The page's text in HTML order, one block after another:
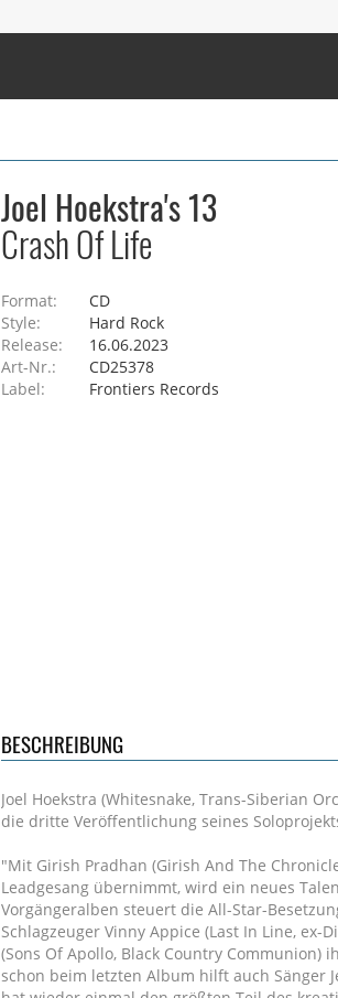
Joel Hoekstra's 13
Crash Of Life
Format:
CD
Style:
Hard Rock
Release:
16.06.2023
Art-Nr.:
CD25378
Label:
Frontiers Records
BESCHREIBUNG
Joel Hoekstra (Whitesnake, Trans-Siberian
die dritte Veröffentlichung seines
"Mit Girish Pradhan (Girish And The
Leadgesang übernimmt, wird ein neues
Vorgängeralben steuert die All-Star-
Schlagzeuger Vinny Appice (Last In Line, ex-
(Sons Of Apollo, Black Country
schon beim letzten Album hilft auch Sänger